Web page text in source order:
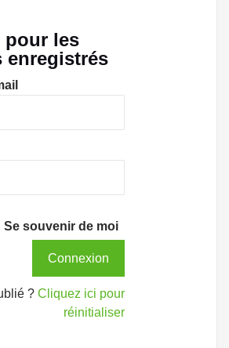
pour les
enregistrés
Se souvenir de moi
? Cliquez ici pour
réinitialiser